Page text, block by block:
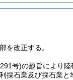
を改正する。
号)の趣旨により
石業及び採石業